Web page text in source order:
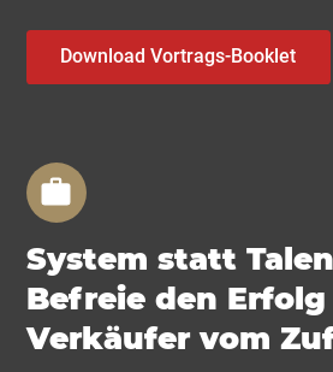
Download Vortrags-Booklet
System statt
Befreie den
Verkäufer vom